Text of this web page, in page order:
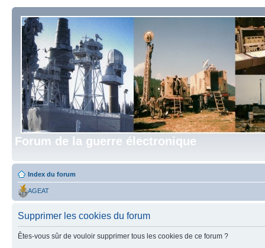
Forum de la guerre électronique
Index du forum
AGEAT
Supprimer les cookies du forum
Êtes-vous sûr de vouloir supprimer tous les cookies de ce forum ?